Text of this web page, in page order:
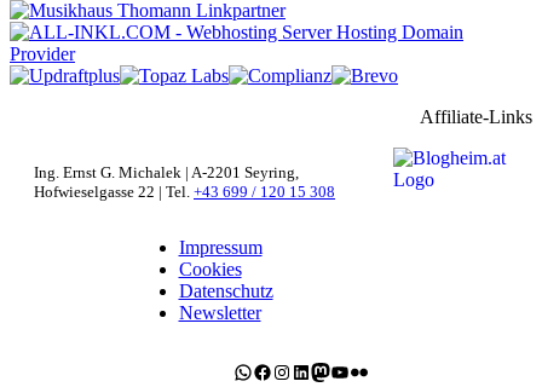
Affiliate-Links
Ing. Ernst G. Michalek | A-2201 Seyring,
Hofwieselgasse 22 | Tel. +43 699 / 120 15 308
Impressum
Cookies
Datenschutz
Newsletter
WhatsApp
Facebook
Instagram
LinkedIn
Mastodon
YouTube
Flickr